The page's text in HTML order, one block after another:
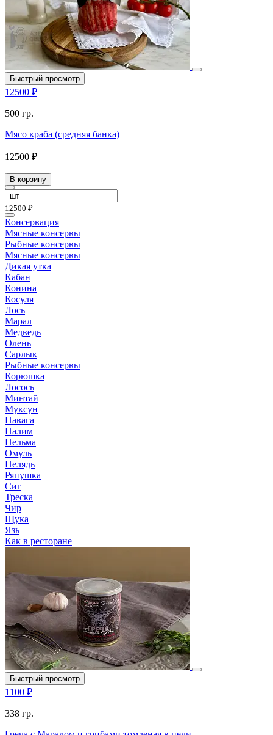
Быстрый просмотр
12500 ₽
500 гр.
Мясо краба (средняя банка)
12500 ₽
В корзину
12500 ₽
Консервация
Мясные консервы
Рыбные консервы
Мясные консервы
Дикая утка
Кабан
Конина
Косуля
Лось
Марал
Медведь
Олень
Сарлык
Рыбные консервы
Корюшка
Лосось
Минтай
Муксун
Навага
Налим
Нельма
Омуль
Пелядь
Ряпушка
Сиг
Треска
Чир
Щука
Язь
Как в ресторане
Быстрый просмотр
1100 ₽
338 гр.